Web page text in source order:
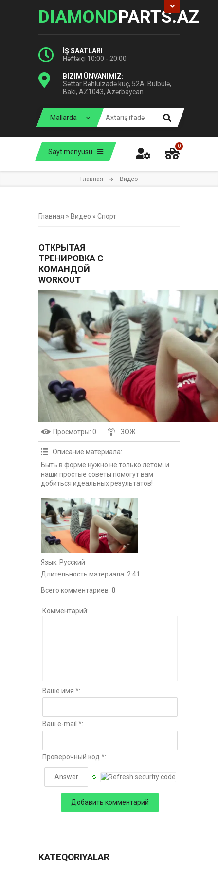
DIAMONDPARTS.AZ
İŞ SAATLARI
Həftəiçi 10:00 - 20:00
BIZIM ÜNVANIMIZ:
Səttar Bəhlulzadə küç, 52A, Bülbulə,
Bakı, AZ1043, Azərbaycan
Sayt menyusu
0
Главная Видео
Главная » Видео » Спорт
ОТКРЫТАЯ
ТРЕНИРОВКА С
КОМАНДОЙ
WORKOUT
Просмотры: 0 ЗОЖ
Описание материала:
Быть в форме нужно не только летом, и
наши простые советы помогут вам
добиться идеальных результатов!
Язык: Русский
Длительность материала: 2:41
Всего комментариев: 0
Комментарий:
Ваше имя *:
Ваш e-mail *:
Проверочный код *:
KATEQORIYALAR